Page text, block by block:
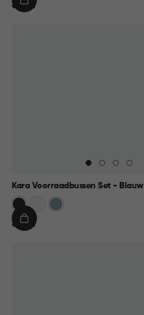
€
€ 39,95
IN
Kara Voorraadbussen Set - Blauw
Antraciet Blauw
€
€ 39,95
IN